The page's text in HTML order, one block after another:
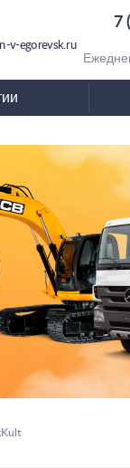
7
v-egorevsk.ru